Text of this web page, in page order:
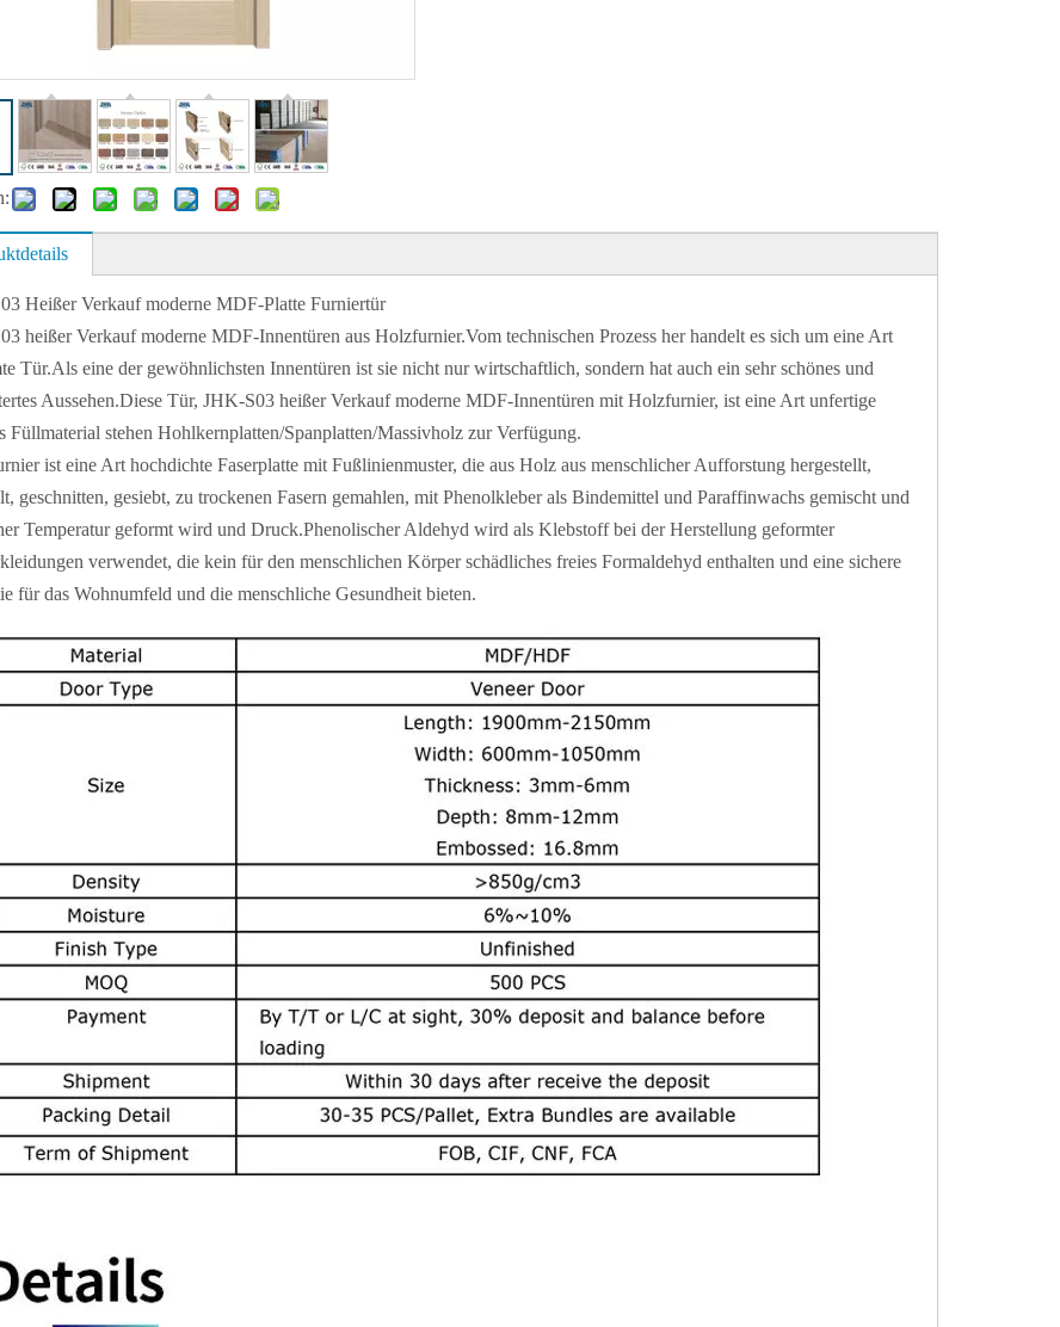
Heißer Verkauf moderne MDF-Platte Furniertür
heißer Verkauf moderne MDF-Innentüren aus Holzfurnier.Vom technischen Prozess her handelt es sich um eine Art
Tür.Als eine der gewöhnlichsten Innentüren ist sie nicht nur wirtschaftlich, sondern hat auch ein sehr schönes und
Aussehen.Diese Tür, JHK-S03 heißer Verkauf moderne MDF-Innentüren mit Holzfurnier, ist eine Art unfertige
Füllmaterial stehen Hohlkernplatten/Spanplatten/Massivholz zur Verfügung.
ist eine Art hochdichte Faserplatte mit Fußlinienmuster, die aus Holz aus menschlicher Aufforstung hergestellt,
geschnitten, gesiebt, zu trockenen Fasern gemahlen, mit Phenolkleber als Bindemittel und Paraffinwachs gemischt und
Temperatur geformt wird und Druck.Phenolischer Aldehyd wird als Klebstoff bei der Herstellung geformter
verwendet, die kein für den menschlichen Körper schädliches freies Formaldehyd enthalten und eine sichere
für das Wohnumfeld und die menschliche Gesundheit bieten.